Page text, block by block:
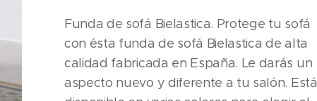
Funda de sofá Bielastica. Protege tu sofá
con ésta funda de sofá Bielastica de alta
calidad fabricada en España. Le darás un
aspecto nuevo y diferente a tu salón. Está